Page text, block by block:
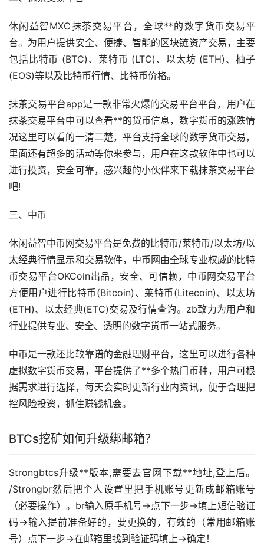
休闲益智MXC抹茶交易平台，全球**的数字货币交易平
台。为用户提供安全、便捷、智能的区块链资产交易，主要
包括比特币 (BTC)、莱特币 (LTC)、 以太坊 (ETH)、柚子
(EOS)等以及比特币行情、比特币价格。
抹茶交易平台app是一款非常火爆的交易平台平台，用户在
抹茶交易平台中可以查看**的货币信息，数字货币的涨跌情
况这里可以看的一清二楚，平台支持全球的数字货币交易，
里面还有超多的活动等你来参与，用户在这款软件中也可以
进行投资，安全可靠，感兴趣的小伙伴来下载抹茶交易平台
吧!
三、中币
休闲益智中币网交易平台是免费的比特币/莱特币/以太坊/以
太经典行情显示和交易软件，中币网由全球专业权威的比特
币交易平台OKCoin出品，安全、可信赖，中币网交易平台
方便用户进行比特币(Bitcoin)、莱特币(Litecoin)、以太坊
(ETH)、以太经典(ETC)交易及行情查询。zb致力为用户和
行业提供专业、安全、透明的数字货币一站式服务。
中币是一款还比较靠谱的金融理财平台，这里可以进行各种
虚拟数字货币交易，平台提供了**多个热门币种，用户可根
据需求进行选择，每天会实时更新行业内资讯，便于合理把
控风险投资，抓住赚钱机会。
BTCs挖矿如何升级绑邮箱？
Strongbtcs升级**版本,需要去官网下载**地址,登上后。
/Strongbr然后把个人设置里把手机账号更新成邮箱账号
（必要操作）。br输入原手机号→点下一步→填上短信验证
码→输入提前准备好的，要更换的，有效的（常用邮箱账
号）点下一步→在邮箱里找到验证码填上→确定！